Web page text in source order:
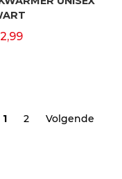
1 2 Volgende